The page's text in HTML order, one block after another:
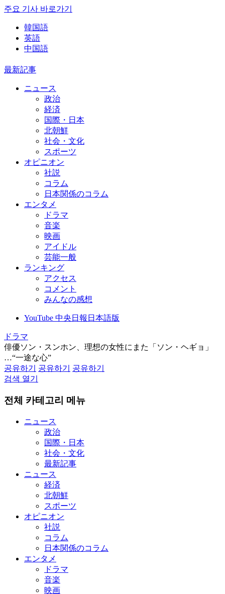
주요 기사 바로가기
韓国語
英語
中国語
最新記事
ニュース
政治
経済
国際・日本
北朝鮮
社会・文化
スポーツ
オピニオン
社説
コラム
日本関係のコラム
エンタメ
ドラマ
音楽
映画
アイドル
芸能一般
ランキング
アクセス
コメント
みんなの感想
YouTube 中央日報日本語版
ドラマ
俳優ソン・スンホン、理想の女性にまた「ソン・ヘギョ」
…“一途な心”
공유하기
공유하기
공유하기
검색 열기
전체 카테고리 메뉴
ニュース
政治
国際・日本
社会・文化
最新記事
ニュース
経済
北朝鮮
スポーツ
オピニオン
社説
コラム
日本関係のコラム
エンタメ
ドラマ
音楽
映画